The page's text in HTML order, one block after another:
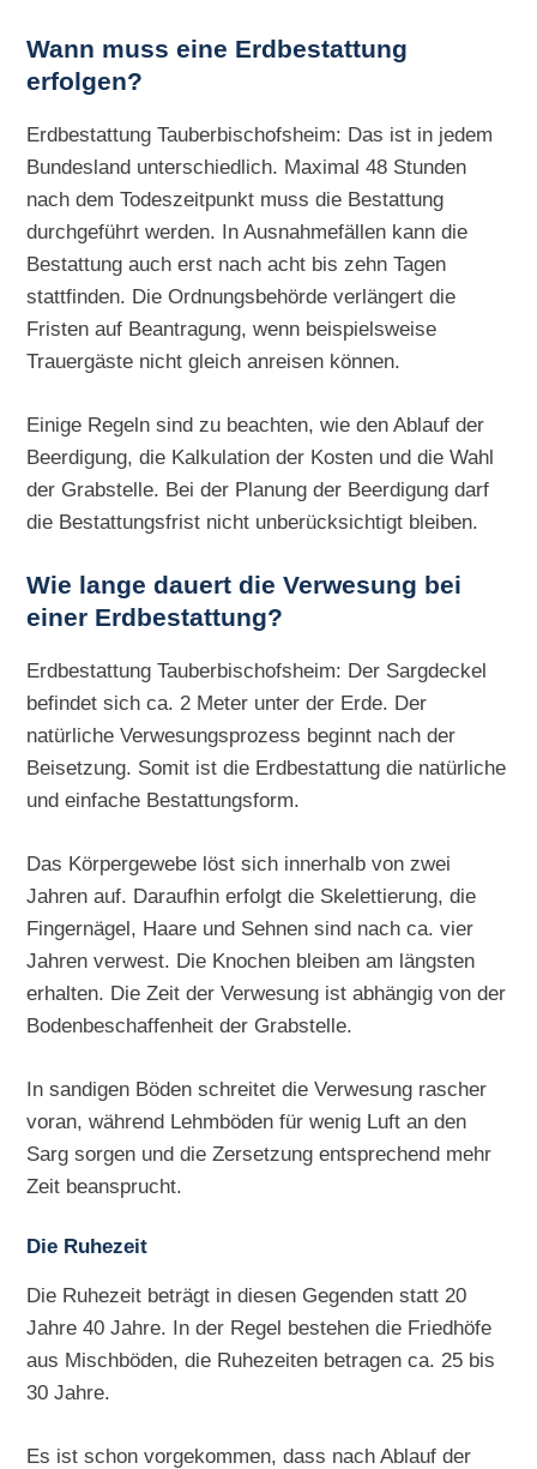
Wann muss eine Erdbestattung
erfolgen?
Erdbestattung Tauberbischofsheim: Das ist in jedem
Bundesland unterschiedlich. Maximal 48 Stunden
nach dem Todeszeitpunkt muss die Bestattung
durchgeführt werden. In Ausnahmefällen kann die
Bestattung auch erst nach acht bis zehn Tagen
stattfinden. Die Ordnungsbehörde verlängert die
Fristen auf Beantragung, wenn beispielsweise
Trauergäste nicht gleich anreisen können.
Einige Regeln sind zu beachten, wie den Ablauf der
Beerdigung, die Kalkulation der Kosten und die Wahl
der Grabstelle. Bei der Planung der Beerdigung darf
die Bestattungsfrist nicht unberücksichtigt bleiben.
Wie lange dauert die Verwesung bei
einer Erdbestattung?
Erdbestattung Tauberbischofsheim: Der Sargdeckel
befindet sich ca. 2 Meter unter der Erde. Der
natürliche Verwesungsprozess beginnt nach der
Beisetzung. Somit ist die Erdbestattung die natürliche
und einfache Bestattungsform.
Das Körpergewebe löst sich innerhalb von zwei
Jahren auf. Daraufhin erfolgt die Skelettierung, die
Fingernägel, Haare und Sehnen sind nach ca. vier
Jahren verwest. Die Knochen bleiben am längsten
erhalten. Die Zeit der Verwesung ist abhängig von der
Bodenbeschaffenheit der Grabstelle.
In sandigen Böden schreitet die Verwesung rascher
voran, während Lehmböden für wenig Luft an den
Sarg sorgen und die Zersetzung entsprechend mehr
Zeit beansprucht.
Die Ruhezeit
Die Ruhezeit beträgt in diesen Gegenden statt 20
Jahre 40 Jahre. In der Regel bestehen die Friedhöfe
aus Mischböden, die Ruhezeiten betragen ca. 25 bis
30 Jahre.
Es ist schon vorgekommen, dass nach Ablauf der